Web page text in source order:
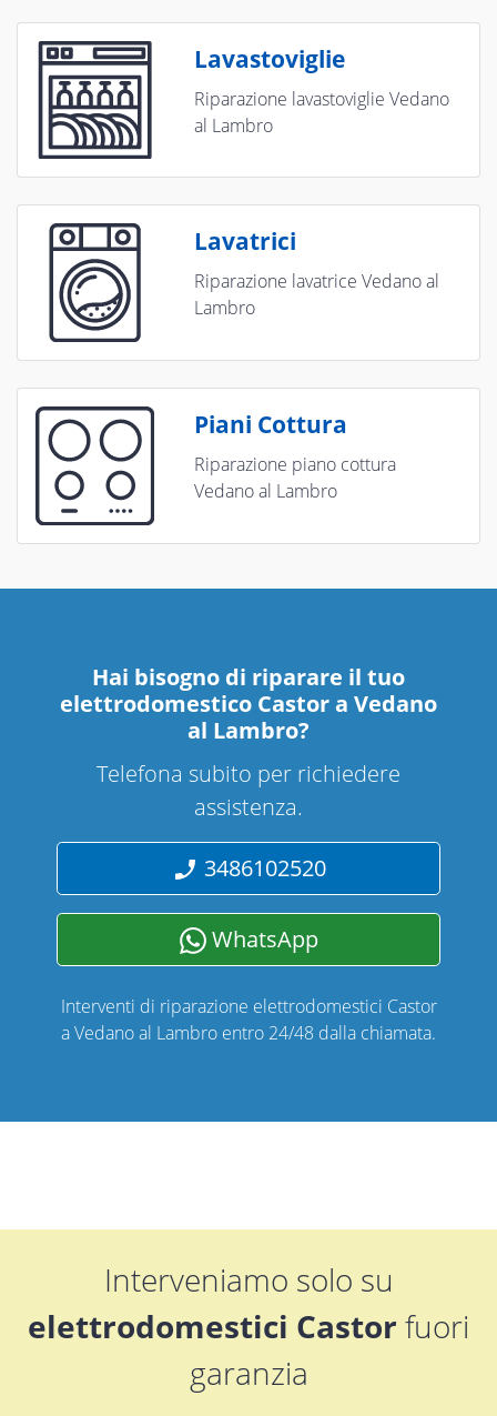
Lavastoviglie
Riparazione lavastoviglie Vedano
al Lambro
Lavatrici
Riparazione lavatrice Vedano al
Lambro
Piani Cottura
Riparazione piano cottura
Vedano al Lambro
Hai bisogno di riparare il tuo
elettrodomestico Castor a Vedano
al Lambro?
Telefona subito per richiedere
assistenza.
3486102520
WhatsApp
Interventi di riparazione elettrodomestici Castor
a Vedano al Lambro entro 24/48 dalla chiamata.
Interveniamo solo su
elettrodomestici Castor fuori
garanzia